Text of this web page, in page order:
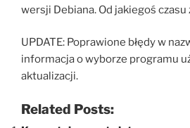
wersji Debiana. Od jakiegoś
UPDATE: Poprawione błędy w
informacja o wyborze programu
aktualizacji.
Related Posts: